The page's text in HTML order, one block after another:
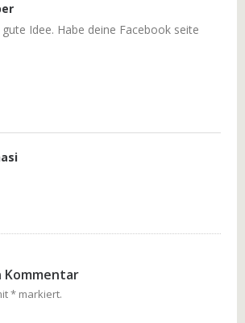
Idee. Habe deine Facebook seite
Kommentar
* markiert.